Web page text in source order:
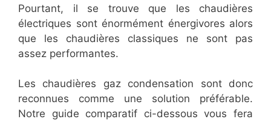
Pourtant, il se trouve que les chaudières
électriques sont énormément énergivores alors
que les chaudières classiques ne sont pas
assez performantes.
Les chaudières gaz condensation sont donc
reconnues comme une solution préférable.
Notre guide comparatif ci-dessous vous fera